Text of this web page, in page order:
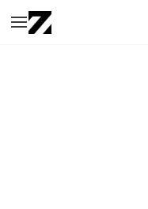
Saltar al
contenido